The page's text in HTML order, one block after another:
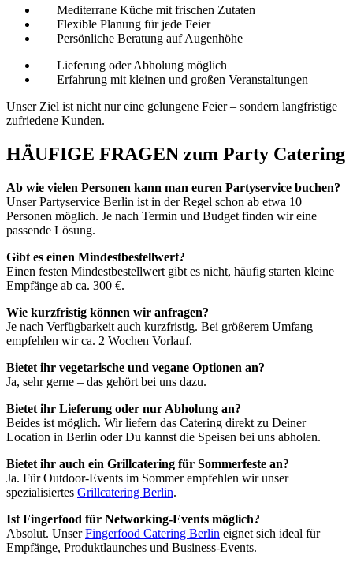
Mediterrane Küche mit frischen Zutaten
Flexible Planung für jede Feier
Persönliche Beratung auf Augenhöhe
Lieferung oder Abholung möglich
Erfahrung mit kleinen und großen Veranstaltungen
Unser Ziel ist nicht nur eine gelungene Feier – sondern langfristige
zufriedene Kunden.
HÄUFIGE FRAGEN zum Party Catering​
Ab wie vielen Personen kann man euren Partyservice buchen?
Unser Partyservice Berlin ist in der Regel schon ab etwa 10
Personen möglich. Je nach Termin und Budget finden wir eine
passende Lösung.
Gibt es einen Mindestbestellwert?
Einen festen Mindestbestellwert gibt es nicht, häufig starten kleine
Empfänge ab ca. 300 €.
Wie kurzfristig können wir anfragen?
Je nach Verfügbarkeit auch kurzfristig. Bei größerem Umfang
empfehlen wir ca. 2 Wochen Vorlauf.
Bietet ihr vegetarische und vegane Optionen an?
Ja, sehr gerne – das gehört bei uns dazu.
Bietet ihr Lieferung oder nur Abholung an?
Beides ist möglich. Wir liefern das Catering direkt zu Deiner
Location in Berlin oder Du kannst die Speisen bei uns abholen.
Bietet ihr auch ein Grillcatering für Sommerfeste an?
Ja. Für Outdoor-Events im Sommer empfehlen wir unser
spezialisiertes Grillcatering Berlin.
Ist Fingerfood für Networking-Events möglich?
Absolut. UnserFingerfood Catering Berlin eignet sich ideal für
Empfänge, Produktlaunches und Business-Events.